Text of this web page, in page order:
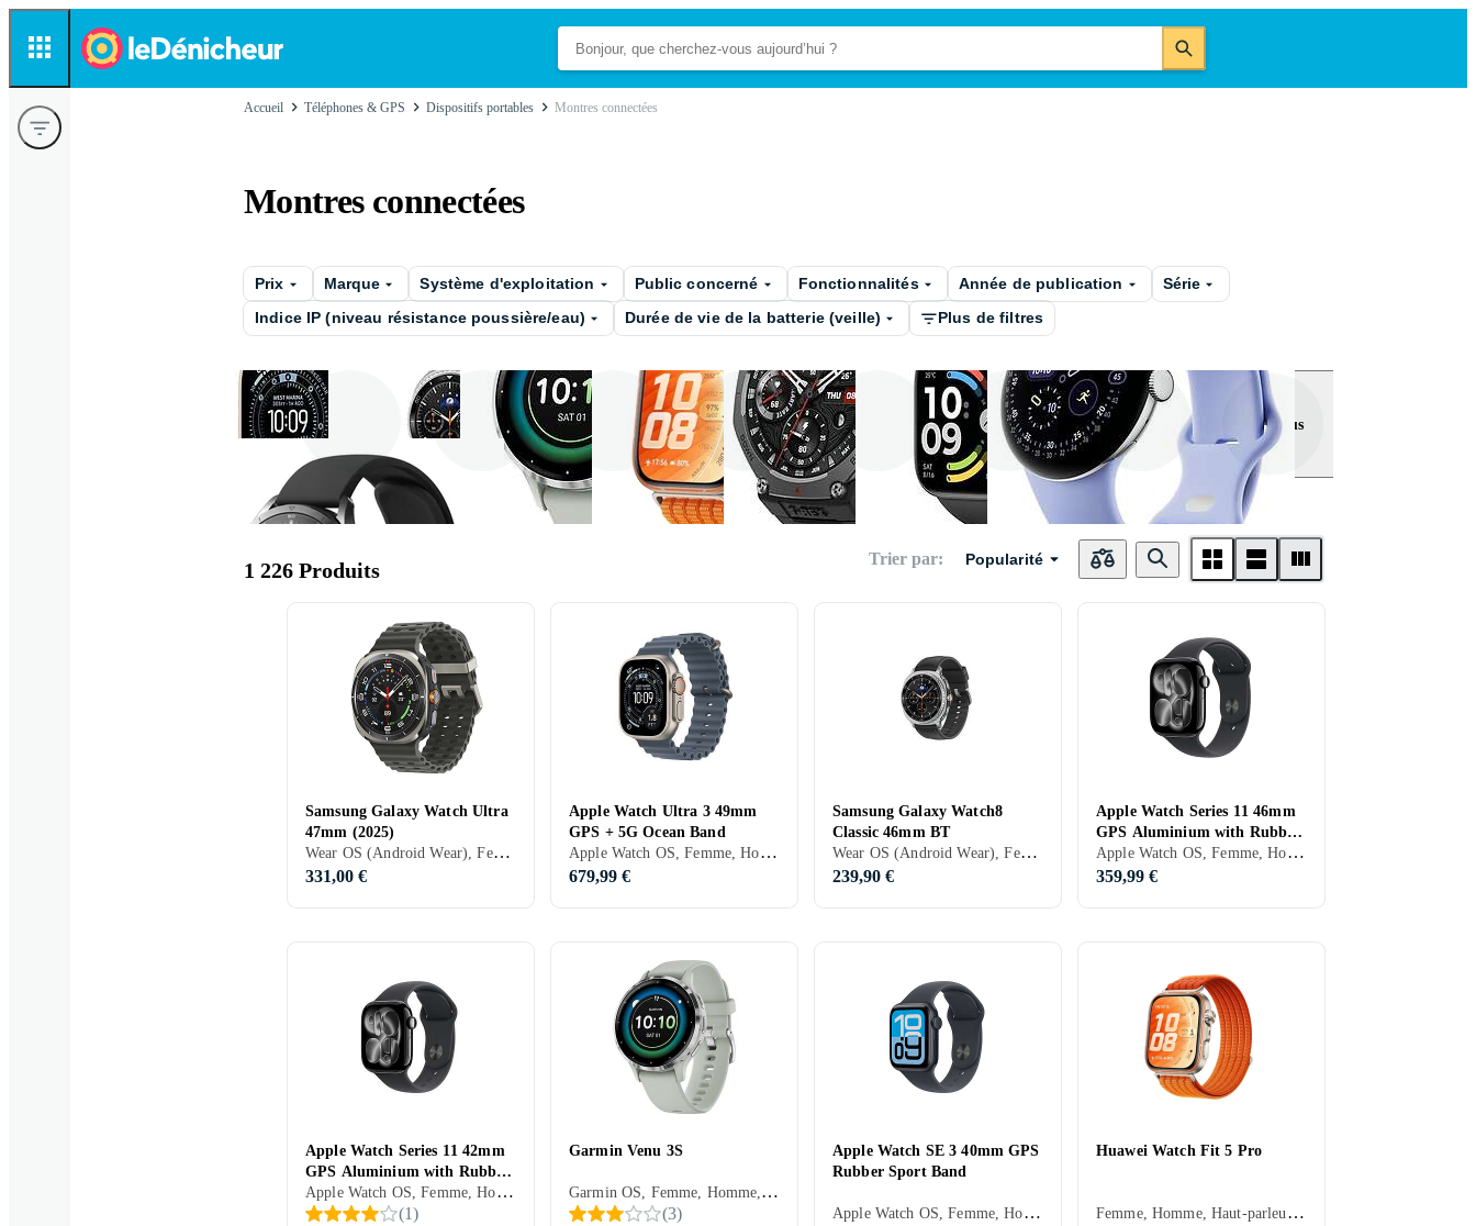
Accueil Téléphones & GPS Dispositifs portables Montres connectées
Montres connectées
Prix Marque Système d'exploitation Public concerné Fonctionnalités Année de publication
Série
Indice IP (niveau résistance poussière/eau)
Durée de vie de la batterie (veille) Plus de filtres
Voir plus
Apple Garmin Huawei Amazfit Xiaomi Redmi
Xiaomi
CMF BY
NOTHING
Coros Suunto Oppo
Echo Polar Xplora Yonis Garett
Blackview
1 226 Produits Trier par: Popularité
Samsung Galaxy Watch Ultra
47mm (2025)
Wear OS (Android Wear), Femme, Homme, Haut-parleurs intégrés, Etanche, Dispositif de charge sans fil intégré, Alarme vibrante, SOS, Microphone intégré, Ecran tactile, Ecran couleur, eSIM, Écran toujours allumé, 2025, Galaxy Watch Ultra, IP68
331,00 €
Apple Watch Ultra 3 49mm
GPS + 5G Ocean Band
Apple Watch OS, Femme, Homme, Minuterie, Haut-parleurs intégrés, Etanche, Dispositif de charge sans fil intégré, Alarme vibrante, SOS, Microphone intégré, Ecran tactile, Ecran couleur, eSIM, Imperméable, Écran toujours allumé, 2025, Apple Watch Ultra 3, IPX6
679,99 €
Samsung Galaxy Watch8
Classic 46mm BT
Wear OS (Android Wear), Femme, Homme, Haut-parleurs intégrés, Etanche, Dispositif de charge sans fil intégré, Alarme vibrante, SOS, Microphone intégré, Ecran tactile, Ecran couleur, Mécanisme d'horlogerie intégré (hybride), Écran toujours allumé, 2025, Galaxy Watch 8, IP68
239,90 €
Apple Watch Series 11 46mm
GPS Aluminium with Rubber
Sport Band
Apple Watch OS, Femme, Homme, Minuterie, Haut-parleurs intégrés, Etanche, Dispositif de charge sans fil intégré, Alarme vibrante, SOS, Microphone intégré, Ecran tactile, Ecran couleur, Imperméable, Écran toujours allumé, 2025, Apple Watch Series 11, IPX6
359,99 €
Apple Watch Series 11 42mm
GPS Aluminium with Rubber
Sport Band
Apple Watch OS, Femme, Homme, Minuterie, Haut-parleurs intégrés, Etanche, Dispositif de charge sans fil intégré, Alarme vibrante, SOS, Microphone intégré, Ecran tactile, Ecran couleur, Imperméable, Écran toujours allumé, 2025, Apple Watch Series 11, IPX6
(1)
Garmin Venu 3S
Garmin OS, Femme, Homme, Minuterie, Connecteur USB, Haut-parleurs intégrés, Etanche, ANT+, Alarme vibrante, Microphone intégré, Ecran tactile, Ecran couleur, 2023, IPX8
(3)
Apple Watch SE 3 40mm GPS
Rubber Sport Band
Apple Watch OS, Femme, Homme, Minuterie, Haut-parleurs intégrés, Etanche, Dispositif de charge sans fil intégré, Alarme vibrante, SOS, Microphone intégré, Ecran tactile, Ecran couleur, Imperméable, Écran toujours allumé, 2025, Apple Watch SE 3
Huawei Watch Fit 5 Pro
Femme, Homme, Haut-parleurs intégrés, Etanche, Dispositif de charge sans fil intégré, Microphone intégré, Ecran tactile, Ecran couleur, Écran toujours allumé, Ecran résistant aux rayures, 2026, Huawei Watch Fit, IPX6